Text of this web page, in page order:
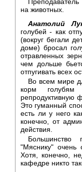
на животных.
Анатолий
голубей - как
(вокруг бегали
доме) бросал
отравленных
чем дольше
отпугивать всех
Во всем мире
корм голубям
репродуктивную
Это гуманный
есть ли у него
конечно, от
действия.
Большинство
"Мяснику" очень
Хотя, конечно,
кафедре никто